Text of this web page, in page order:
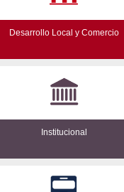
Desarrollo Local y Comercio
Institucional